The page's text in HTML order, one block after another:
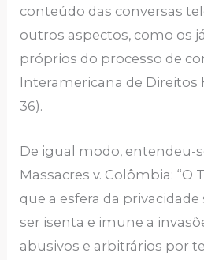
conteúdo das conversas
outros aspectos, como os
próprios do processo de
Interamericana de Direitos
36).
De igual modo, entendeu-
Massacres v. Colômbia: “O
que a esfera da
ser isenta e imune a
abusivos e arbitrários por